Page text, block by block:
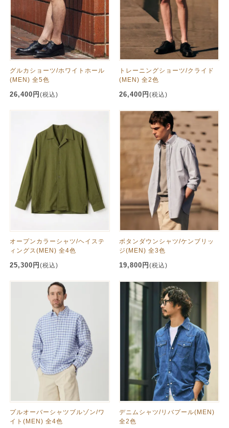
グルカショーツ/ホワイトホール
(MEN) 全5色
26,400円(税込)
トレーニングショーツ/クライド
(MEN) 全2色
26,400円(税込)
オープンカラーシャツ/ヘイステ
ィングス(MEN) 全4色
25,300円(税込)
ボタンダウンシャツ/ケンブリッ
ジ(MEN) 全3色
19,800円(税込)
プルオーバーシャツブルゾン/ワ
イト(MEN) 全4色
デニムシャツ/リバプール(MEN)
全2色